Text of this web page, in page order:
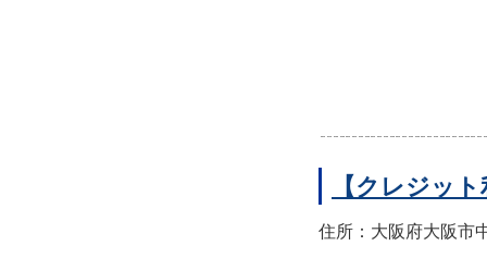
【クレジッ
住所：大阪府大阪市